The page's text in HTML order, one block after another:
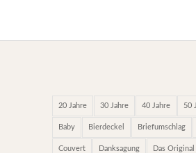
20 Jahre 30 Jahre 40 Jahre 50
Baby Bierdeckel Briefumschlag
Couvert Danksagung Das Original